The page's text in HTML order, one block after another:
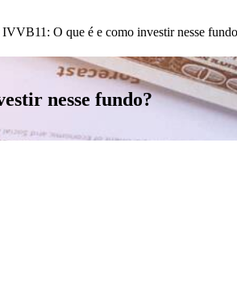
IVVB11: O que é e como investir nesse
nesse fundo?